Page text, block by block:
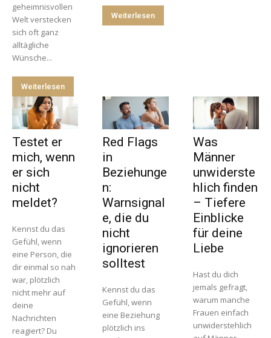
geheimnisvollen
Welt verstecken
sich oft ganz
alltägliche
Wünsche...
Weiterlesen
Weiterlesen
Testet er
mich, wenn
er sich
nicht
meldet?
Kennst du das
Gefühl, wenn
eine Person, die
dir einmal so nah
war, plötzlich
nicht mehr auf
deine
Nachrichten
reagiert? Du
Red Flags
in
Beziehunge
n:
Warnsignal
e, die du
nicht
ignorieren
solltest
Kennst du das
Gefühl, wenn
eine Beziehung
plötzlich ins
Was
Männer
unwiderste
hlich finden
– Tiefere
Einblicke
für deine
Liebe
Hast du dich
jemals gefragt,
warum manche
Frauen einfach
unwiderstehlich